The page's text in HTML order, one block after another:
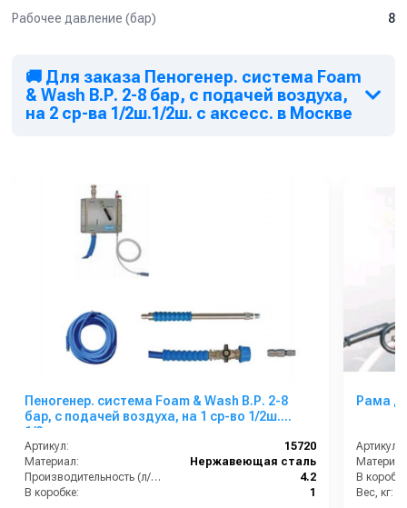
Рабочее давление (бар)
8
🚚 Для заказа Пеногенер. система Foam
& Wash B.Р. 2-8 бар, с подачей воздуха,
на 2 ср-ва 1/2ш.1/2ш. с аксесс. в Москве
Пеногенер. система Foam & Wash B.Р. 2-8
бар, с подачей воздуха, на 1 ср-во 1/2ш.
1/2ш.с аксесс.
Артикул:
15720
Материал:
Нержавеющая сталь
Производительность (л/мин):
4.2
В коробке:
1
Рама
Артикул:
В
Вес, кг: